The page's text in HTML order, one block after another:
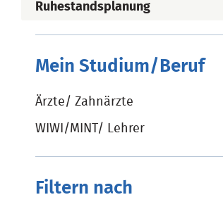
Ruhestandsplanung
Mein Studium/Beruf
Ärzte/ Zahnärzte
WIWI/MINT/ Lehrer
Filtern nach